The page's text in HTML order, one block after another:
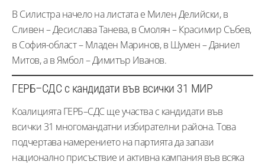
В Силистра начело на листата е Милен Делийски, в
Сливен – Десислава Танева, в Смолян – Красимир Събев,
в София-област – Младен Маринов, в Шумен – Даниел
Митов, а в Ямбол – Димитър Иванов.
ГЕРБ–СДС с кандидати във всички 31 МИР
Коалицията ГЕРБ–СДС ще участва с кандидати във
всички 31 многомандатни избирателни района. Това
подчертава намерението на партията да запази
национално присъствие и активна кампания във всяка